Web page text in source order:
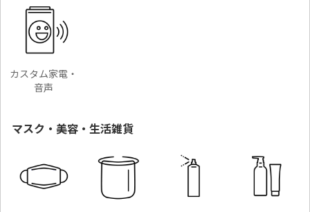
カスタム家電・
音声
マスク・美容・生活雑貨